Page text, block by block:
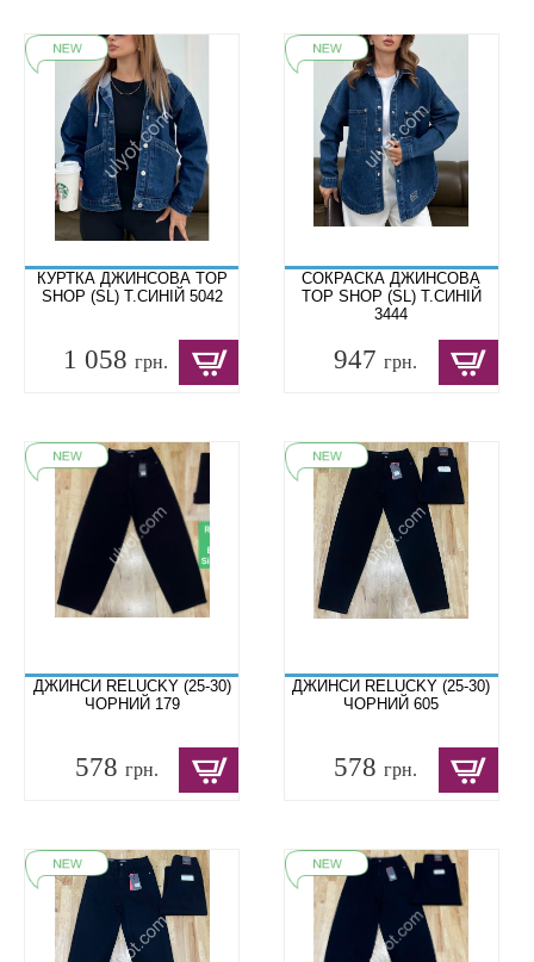
КУРТКА ДЖИНСОВА TOP
SHOP (SL) Т.СИНІЙ 5042
1 058 грн.
СОКРАСКА ДЖИНСОВА
TOP SHOP (SL) Т.СИНІЙ
3444
947грн.
ДЖИНСИ RELUCKY (25-30)
ЧОРНИЙ 179
578 грн.
ДЖИНСИ RELUCKY (25-30)
ЧОРНИЙ 605
578грн.